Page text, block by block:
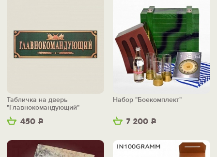
450 Р
Табличка на дверь
"Главнокомандующий"
7 200 Р
Набор "Боекомплект"